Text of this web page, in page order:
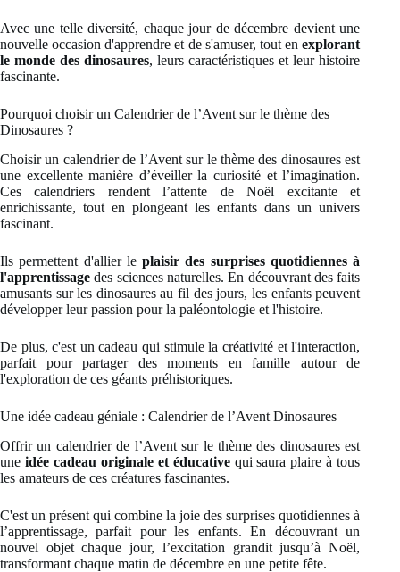
Avec une telle diversité, chaque jour de décembre devient une
nouvelle occasion d'apprendre et de s'amuser, tout enexplorant
le monde des dinosaures, leurs caractéristiques et leur histoire
fascinante.
Pourquoi choisir un Calendrier de l’Avent sur le thème des
Dinosaures ?
Choisir un calendrier de l’Avent sur le thème des dinosaures est
une excellente manière d’éveiller la curiosité et l’imagination.
Ces calendriers rendent l’attente de Noël excitante et
enrichissante, tout en plongeant les enfants dans un univers
fascinant.
Ils permettent d'allier leplaisir des surprises quotidiennes à
l'apprentissage des sciences naturelles. En découvrant des faits
amusants sur les dinosaures au fil des jours, les enfants peuvent
développer leur passion pour la paléontologie et l'histoire.
De plus, c'est un cadeau qui stimule la créativité et l'interaction,
parfait pour partager des moments en famille autour de
l'exploration de ces géants préhistoriques.
Une idée cadeau géniale : Calendrier de l’Avent Dinosaures
Offrir un calendrier de l’Avent sur le thème des dinosaures est
une idée cadeau originale et éducativequi saura plaire à tous
les amateurs de ces créatures fascinantes.
C'est un présent qui combine la joie des surprises quotidiennes à
l’apprentissage, parfait pour les enfants. En découvrant un
nouvel objet chaque jour, l’excitation grandit jusqu’à Noël,
transformant chaque matin de décembre en une petite fête.